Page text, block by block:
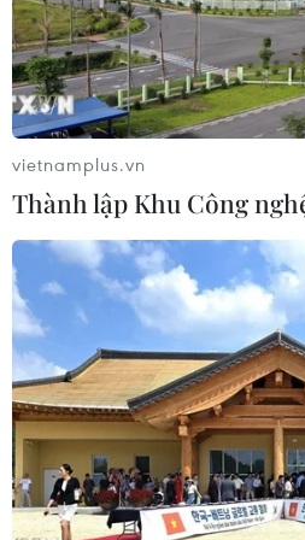
06/08/2026 05:48
Hà Nội: 'Đánh thức' di sản
mở đường cho sáng tạo
06/08/2026 04:25
Quảng Trị bảo tồn di tích và
mạch nước ngầm ở 14 giếng
Cồn Tiên
06/08/2026 03:01
Phát động Cuộc thi Sáng tạo
2026 cho công dân Pháp ngữ
06/08/2026 02:29
vietnamplus.vn
Thành lập Khu Công